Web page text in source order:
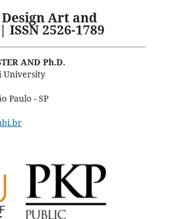
Art and
2526-1789
AND Ph.D.
University
Paulo - SP